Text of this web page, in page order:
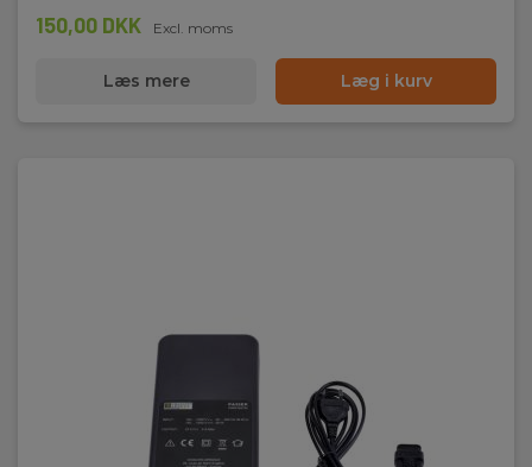
150,00 DKK Excl. moms
Læs mere Læg i kurv